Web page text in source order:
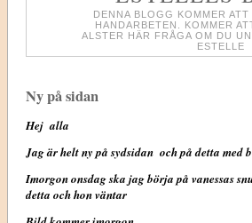
DENNA BLOGG KOMMER
HANDARBETEN. KOMMER
ALSTER HÄR FRÅGA OM DU
ESTELLE
Ny på sidan
Hej alla
Jag är helt ny på sydsidan och på detta med
Imorgon onsdag ska jag börja på vanessas
detta och hon väntar